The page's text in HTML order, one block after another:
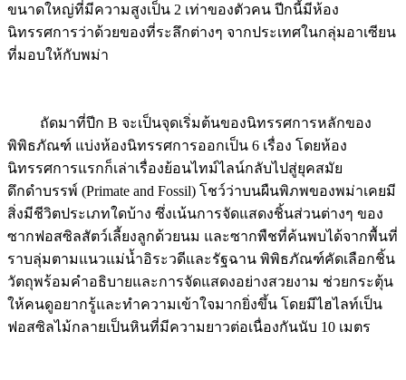
ขนาดใหญ่ที่มีความสูงเป็น 2 เท่าของตัวคน ปีกนี้มีห้อง
นิทรรศการว่าด้วยของที่ระลึกต่างๆ จากประเทศในกลุ่มอาเซียน
ที่มอบให้กับพม่า
ถัดมาที่ปีก B จะเป็นจุดเริ่มต้นของนิทรรศการหลักของ
พิพิธภัณฑ์ แบ่งห้องนิทรรศการออกเป็น 6 เรื่อง โดยห้อง
นิทรรศการแรกก็เล่าเรื่องย้อนไทม์ไลน์กลับไปสู่ยุคสมัย
ดึกดำบรรพ์ (Primate and Fossil) โชว์ว่าบนผืนพิภพของพม่าเคยมี
สิ่งมีชีวิตประเภทใดบ้าง ซึ่งเน้นการจัดแสดงชิ้นส่วนต่างๆ ของ
ซากฟอสซิลสัตว์เลี้ยงลูกด้วยนม และซากพืชที่ค้นพบได้จากพื้นที่
ราบลุ่มตามแนวแม่น้ำอิระวดีและรัฐฉาน พิพิธภัณฑ์คัดเลือกชิ้น
วัตถุพร้อมคำอธิบายและการจัดแสดงอย่างสวยงาม ช่วยกระตุ้น
ให้คนดูอยากรู้และทำความเข้าใจมากยิ่งขึ้น โดยมีไฮไลท์เป็น
ฟอสซิลไม้กลายเป็นหินที่มีความยาวต่อเนื่องกันนับ 10 เมตร